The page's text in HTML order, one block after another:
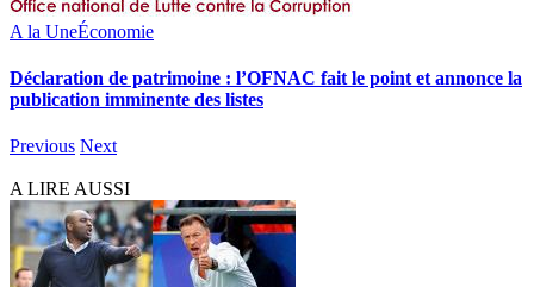
A la UneÉconomie
Déclaration de patrimoine : l’OFNAC fait le point et annonce la
publication imminente des listes
Previous Next
A LIRE AUSSI